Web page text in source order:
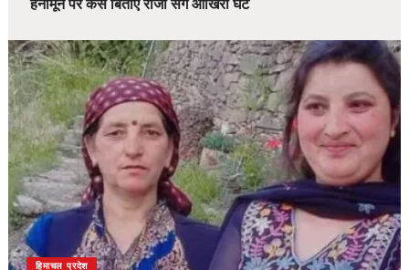
हनीमून पर कैसे बिताए राजा संग आखिरी घंटे
देश
हिमाचल प्रदेश